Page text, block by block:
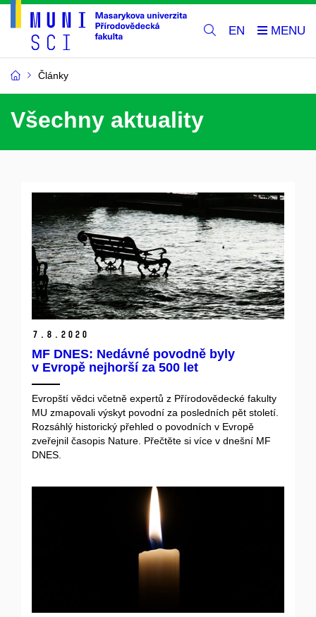
EN
Články
Všechny aktuality
7. 8. 2020
MF DNES: Nedávné povodně byly
v Evropě nejhorší za 500 let
Evropští vědci včetně expertů z Přírodovědecké fakulty
MU zmapovali výskyt povodní za posledních pět století.
Rozsáhlý historický přehled o povodních v Evropě
zveřejnil časopis Nature. Přečtěte si více v dnešní MF
DNES.